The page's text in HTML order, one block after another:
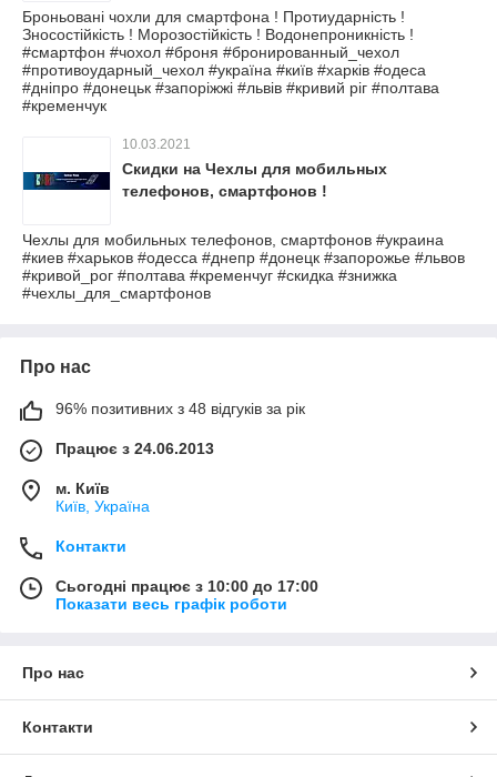
Броньовані чохли для смартфона ! Протиударність !
Зносостійкість ! Морозостійкість ! Водонепроникність !
#смартфон #чохол #броня #бронированный_чехол
#противоударный_чехол #україна #київ #харків #одеса
#дніпро #донецьк #запоріжжі #львів #кривий ріг #полтава
#кременчук
10.03.2021
Скидки на Чехлы для мобильных
телефонов, смартфонов !
Чехлы для мобильных телефонов, смартфонов #украина
#киев #харьков #одесса #днепр #донецк #запорожье #львов
#кривой_рог #полтава #кременчуг #скидка #знижка
#чехлы_для_смартфонов
Про нас
96% позитивних з 48 відгуків за рік
Працює з 24.06.2013
м. Київ
Київ, Україна
Контакти
Сьогодні працює з 10:00 до 17:00
Показати весь графік роботи
Про нас
Контакти